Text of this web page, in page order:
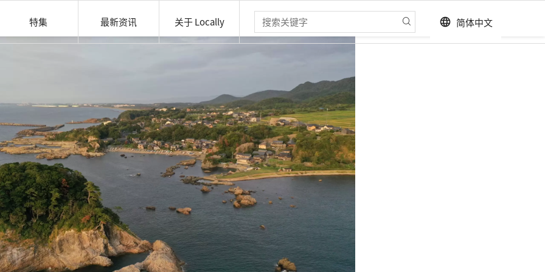
特集 最新资讯 关于 Locally language 简体中文